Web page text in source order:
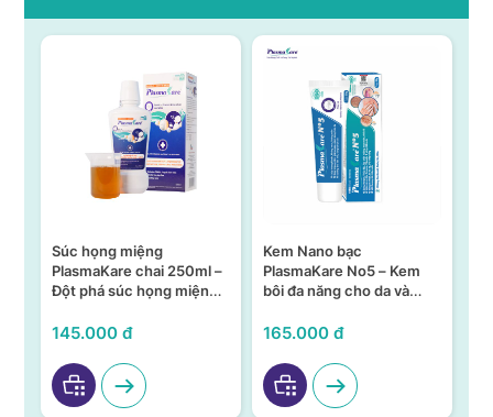
Súc họng miệng
PlasmaKare chai 250ml –
Đột phá súc họng miệng
145.000 đ
Kem Nano bạc
PlasmaKare No5 – Kem
bôi đa năng cho da và
165.000 đ